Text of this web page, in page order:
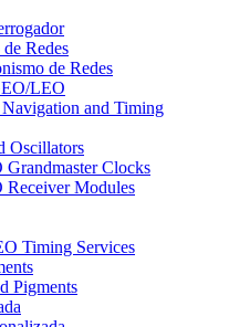
Redes
de Redes
LEO
and Timing
Oscillators
Clocks
Modules
Timing Services
Pigments